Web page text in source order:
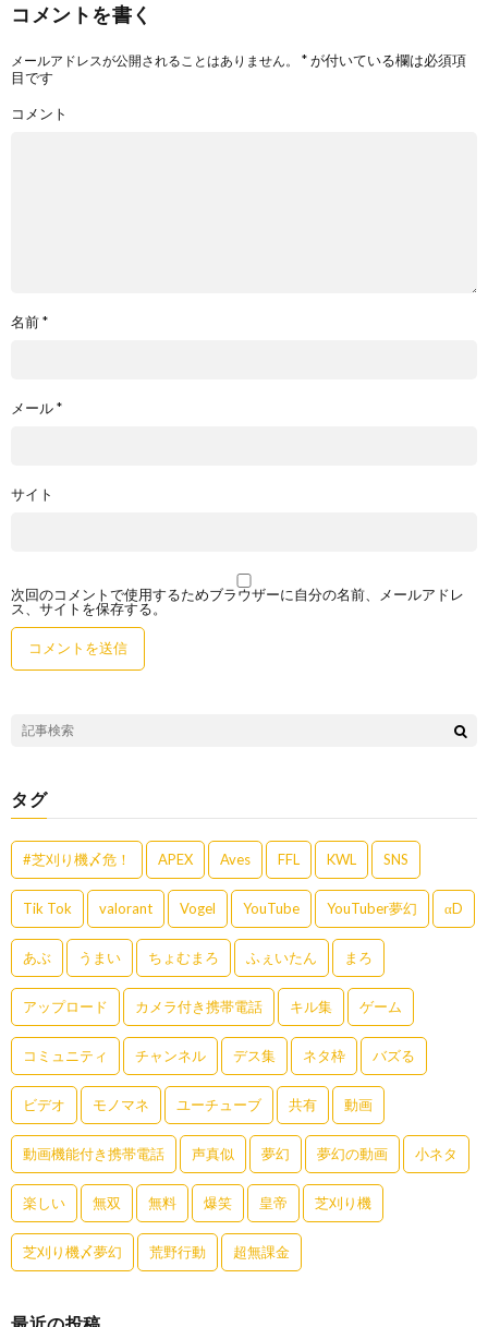
コメントを書く
メールアドレスが公開されることはありません。 *が付いている欄は必須項
目です
コメント
名前*
メール*
サイト
次回のコメントで使用するためブラウザーに自分の名前、メールアドレ
ス、サイトを保存する。
タグ
#芝刈り機〆危！ APEX Aves FFL KWL SNS
Tik Tok valorant Vogel YouTube YouTuber夢幻 αD
あぶ うまい ちょむまろ ふぇいたん まろ
アップロード カメラ付き携帯電話 キル集 ゲーム
コミュニティ チャンネル デス集 ネタ枠 バズる
ビデオ モノマネ ユーチューブ 共有 動画
動画機能付き携帯電話 声真似 夢幻 夢幻の動画 小ネタ
楽しい 無双 無料 爆笑 皇帝 芝刈り機
芝刈り機〆夢幻 荒野行動 超無課金